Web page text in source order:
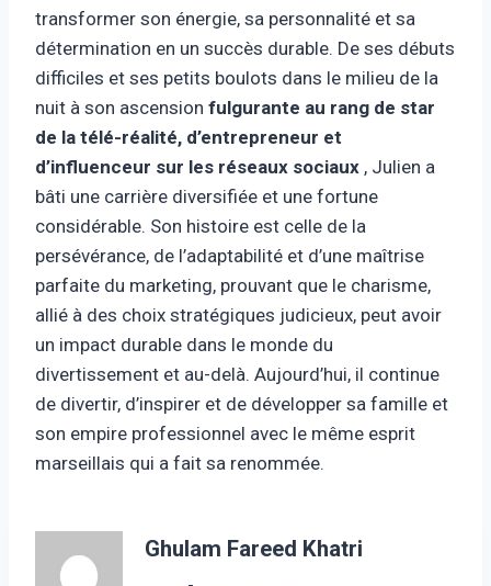
transformer son énergie, sa personnalité et sa
détermination en un succès durable. De ses débuts
difficiles et ses petits boulots dans le milieu de la
nuit à son ascension fulgurante au rang de star
de la télé-réalité, d’entrepreneur et
d’influenceur sur les réseaux sociaux , Julien a
bâti une carrière diversifiée et une fortune
considérable. Son histoire est celle de la
persévérance, de l’adaptabilité et d’une maîtrise
parfaite du marketing, prouvant que le charisme,
allié à des choix stratégiques judicieux, peut avoir
un impact durable dans le monde du
divertissement et au-delà. Aujourd’hui, il continue
de divertir, d’inspirer et de développer sa famille et
son empire professionnel avec le même esprit
marseillais qui a fait sa renommée.
Ghulam Fareed Khatri